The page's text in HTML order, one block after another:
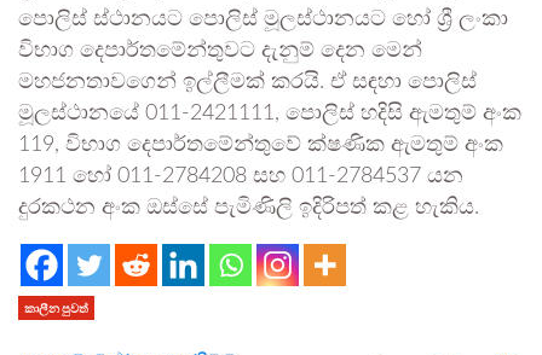
පොලිස් ස්ථානයට පොලිස් මූලස්ථානයට හෝ ශ්‍රී ලංකා
විභාග දෙපාර්තමේන්තුවට දැනුම් දෙන මෙන්
මහජනතාවගෙන් ඉල්ලීමක් කරයි. ඒ සඳහා පොලිස්
මූලස්ථානයේ 011-2421111, පොලිස් හදිසි ඇමතුම් අංක
119, විභාග දෙපාර්තමේන්තුවේ ක්ෂණික ඇමතුම් අංක
1911 හෝ 011-2784208 සහ 011-2784537 යන
දුරකථන අංක ඔස්සේ පැමිණිලි ඉදිරිපත් කළ හැකිය.
කාලීන පුවත්